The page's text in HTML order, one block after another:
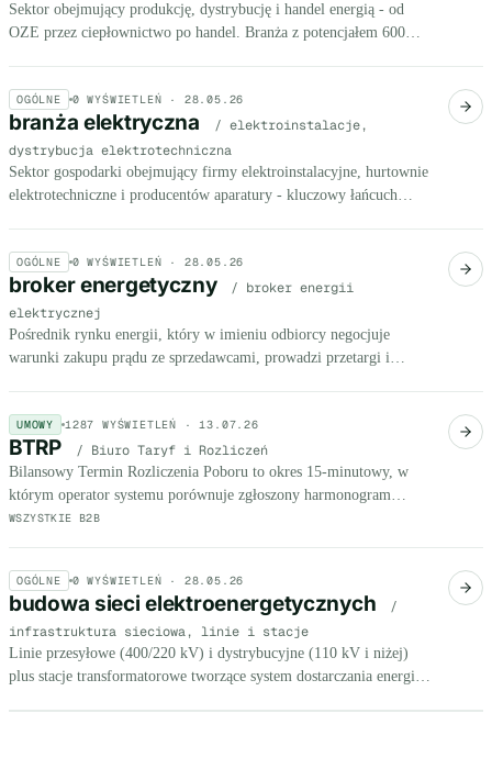
Sektor obejmujący produkcję, dystrybucję i handel energią - od
OZE przez ciepłownictwo po handel. Branża z potencjałem 600
OGÓLNE 0 WYŚWIETLEŃ · 28.05.26
branża elektryczna
/ elektroinstalacje,
dystrybucja elektrotechniczna
Sektor gospodarki obejmujący firmy elektroinstalacyjne, hurtownie
elektrotechniczne i producentów aparatury - kluczowy łańcuch
OGÓLNE 0 WYŚWIETLEŃ · 28.05.26
broker energetyczny
/ broker energii
elektrycznej
Pośrednik rynku energii, który w imieniu odbiorcy negocjuje
warunki zakupu prądu ze sprzedawcami, prowadzi przetargi i
UMOWY 1287 WYŚWIETLEŃ ·13.07.26
BTRP / Biuro Taryf i Rozliczeń
Bilansowy Termin Rozliczenia Poboru to okres 15-minutowy, w
którym operator systemu porównuje zgłoszony harmonogram
poboru energii z rzeczywistym zużyciem odbiorcy.
WSZYSTKIE B2B
OGÓLNE 0 WYŚWIETLEŃ · 28.05.26
budowa sieci elektroenergetycznych
/
infrastruktura sieciowa, linie i stacje
Linie przesyłowe (400/220 kV) i dystrybucyjne (110 kV i niżej)
plus stacje transformatorowe tworzące system dostarczania energii.